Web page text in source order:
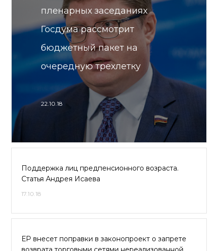
пленарных заседаниях
Госдума рассмотрит
бюджетный пакет на
очередную трехлетку
22.10.18
Поддержка лиц предпенсионного возраста.
Статья Андрея Исаева
17.10.18
ЕР внесет поправки в законопроект о запрете